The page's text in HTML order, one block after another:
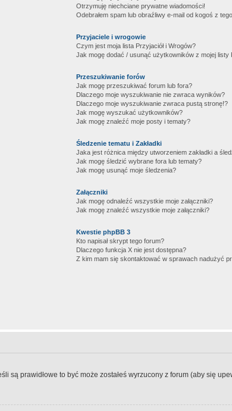
Otrzymuję niechciane prywatne wiadomości!
Odebrałem spam lub obraźliwy e-mail od kogoś z
Przyjaciele i wrogowie
Czym jest moja lista Przyjaciół i Wrogów?
Jak mogę dodać / usunąć użytkowników z mojej listy
Przeszukiwanie forów
Jak mogę przeszukiwać forum lub fora?
Dlaczego moje wyszukiwanie nie zwraca wyników?
Dlaczego moje wyszukiwanie zwraca pustą stronę!?
Jak mogę wyszukać użytkowników?
Jak mogę znaleźć moje posty i tematy?
Śledzenie tematu i Zakładki
Jaka jest różnica między utworzeniem zakładki a
Jak mogę śledzić wybrane fora lub tematy?
Jak mogę usunąć moje śledzenia?
Załączniki
Jak mogę odnaleźć wszystkie moje załączniki?
Jak mogę znaleźć wszystkie moje załączniki?
Kwestie phpBB 3
Kto napisał skrypt tego forum?
Dlaczego funkcja X nie jest dostępna?
Z kim mam się skontaktować w sprawach nadużyć
są prawidłowe to być może zostałeś wyrzucony z forum (aby się